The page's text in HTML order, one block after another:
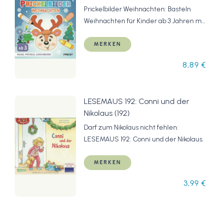
ab 3 Jahren mit 50
Prickelvorlagen zum Malen,
Nikolaus Bastelbuch Geschenk für
Jungen und Mädchen, ohne
Prickelbilder Weihnachten: Basteln
Weihnachten für Kinder ab 3 Jahren mit
Ausschneiden als Nikolaus Bastelbuch
MERKEN
8,89 €
LESEMAUS 192: Conni und der
Nikolaus (192)
Darf zum Nikolaus nicht fehlen:
LESEMAUS 192: Conni und der Nikolaus.
MERKEN
3,99 €